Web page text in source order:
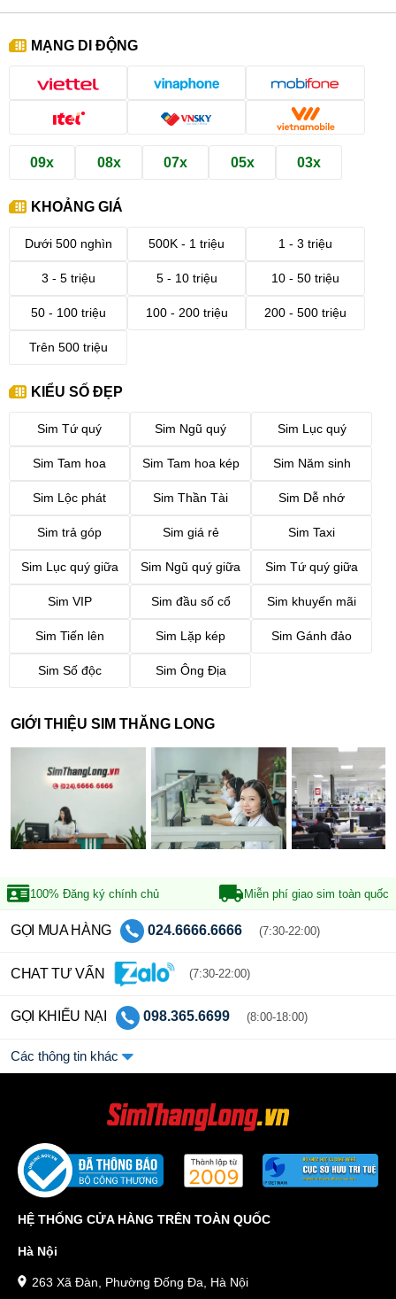
MẠNG DI ĐỘNG
09x 08x 07x 05x 03x
KHOẢNG GIÁ
Dưới 500 nghìn 500K - 1 triệu 1 - 3 triệu
3 - 5 triệu 5 - 10 triệu 10 - 50 triệu
50 - 100 triệu 100 - 200 triệu 200 - 500 triệu
Trên 500 triệu
KIỂU SỐ ĐẸP
Sim Tứ quý Sim Ngũ quý Sim Lục quý
Sim Tam hoa Sim Tam hoa kép Sim Năm sinh
Sim Lộc phát Sim Thần Tài Sim Dễ nhớ
Sim trả góp Sim giá rẻ Sim Taxi
Sim Lục quý giữa Sim Ngũ quý giữa Sim Tứ quý giữa
Sim VIP Sim đầu số cổ Sim khuyến mãi
Sim Tiến lên Sim Lặp kép Sim Gánh đảo
Sim Số độc Sim Ông Địa
GIỚI THIỆU SIM THĂNG LONG
100% Đăng ký chính chủ Miễn phí giao sim toàn quốc
GỌI MUA HÀNG 024.6666.6666 (7:30-22:00)
CHAT TƯ VẤN (7:30-22:00)
GỌI KHIẾU NẠI 098.365.6699 (8:00-18:00)
Các thông tin khác
HỆ THỐNG CỬA HÀNG TRÊN TOÀN QUỐC
Hà Nội
263 Xã Đàn, Phường Đống Đa, Hà Nội